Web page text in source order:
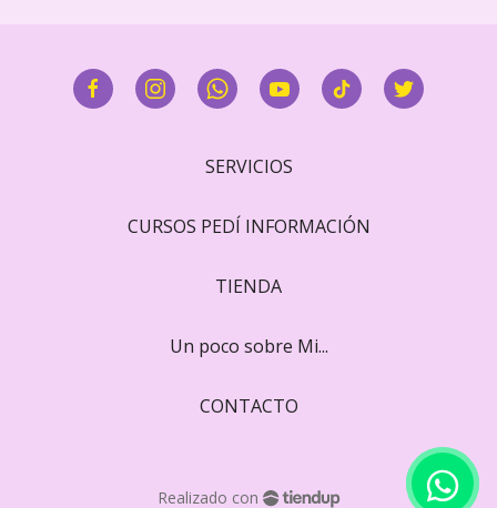
SERVICIOS
CURSOS PEDÍ INFORMACIÓN
TIENDA
Un poco sobre Mi...
CONTACTO
Realizado con